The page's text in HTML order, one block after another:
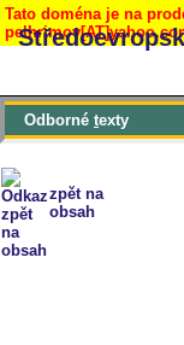
Tato doména je na
Odborné texty
zpět na
obsah